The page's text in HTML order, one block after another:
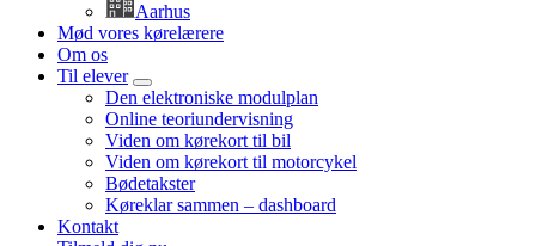
Aarhus
Mød vores kørelærere
Om os
Til elever
Den elektroniske modulplan
Online teoriundervisning
Viden om kørekort til bil
Viden om kørekort til motorcykel
Bødetakster
Køreklar sammen – dashboard
Kontakt